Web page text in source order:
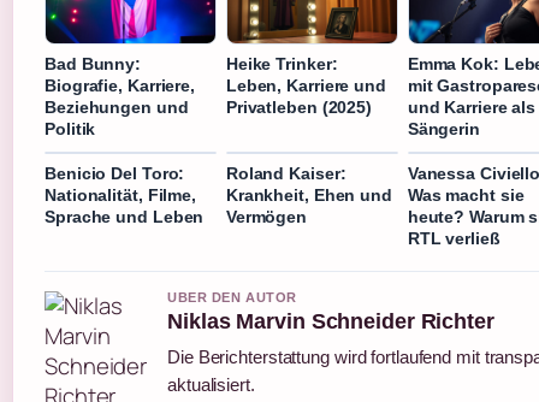
Bad Bunny:
Biografie, Karriere,
Beziehungen und
Politik
Heike Trinker:
Leben, Karriere und
Privatleben (2025)
Emma Kok:
mit
und Karriere als
Sängerin
Benicio Del Toro:
Nationalität, Filme,
Sprache und Leben
Roland Kaiser:
Krankheit, Ehen und
Vermögen
Vanessa
Was macht sie
heute? Warum
RTL verließ
UBER DEN AUTOR
Niklas Marvin Schneider Richter
Die Berichterstattung wird fortlaufend mit
aktualisiert.